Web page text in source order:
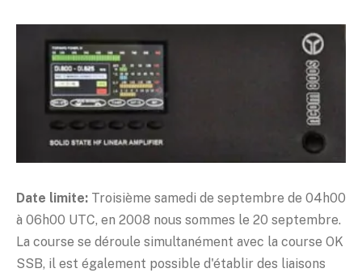
Date limite: Troisième samedi de septembre de 04h00
à 06h00 UTC, en 2008 nous sommes le 20 septembre.
La course se déroule simultanément avec la course OK
SSB, il est également possible d'établir des liaisons